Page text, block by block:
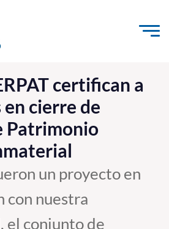
al contenido
e Innovación
certifican a
cierre de
Patrimonio
un proyecto en
con nuestra
el conjunto de